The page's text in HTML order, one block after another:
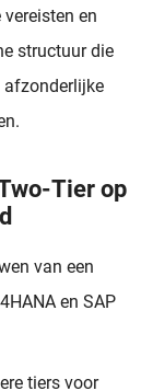
en
structuur die
afzonderlijke
Tier op
van een
en SAP
tiers voor